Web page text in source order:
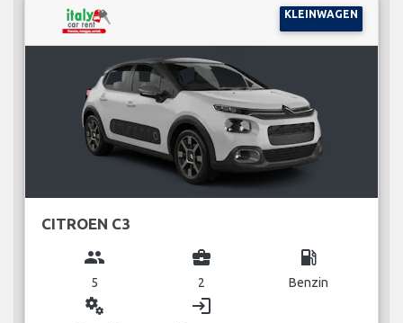
KLEINWAGEN
CITROEN C3
group
5
business_center
2
local_gas_station
Benzin
miscellaneous_services login